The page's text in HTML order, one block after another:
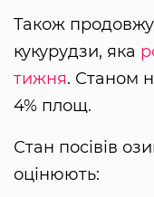
Також
кукурудзи, яка
тижня. Станом
4% площ.
Стан посівів
оцінюють: